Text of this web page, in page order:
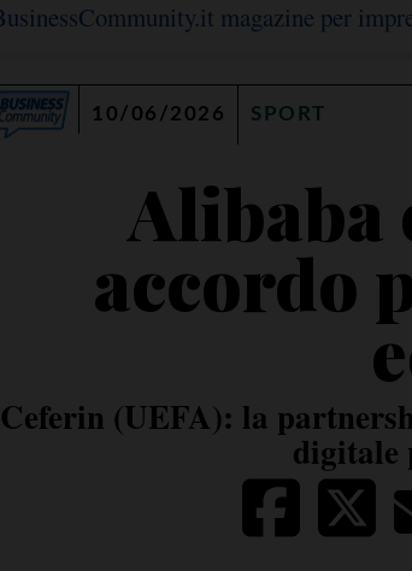
10/06/2026 SPORT
Alibaba
accordo
Ceferin (UEFA): la
digitale